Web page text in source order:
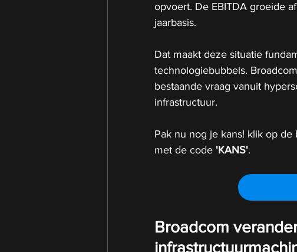
opvoert. De EBITDA groeide
jaarbasis.
Dat maakt deze situatie
technologiebubbels.
bestaande vraag vanuit
infrastructuur.
Pak nu nog je kans! klik op
met de code 'KANS'.
Broadcom